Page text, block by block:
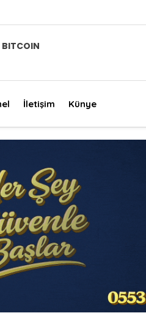
BITCOIN
İletişim Künye